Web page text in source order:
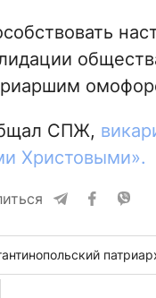
СПЖ,
Христовыми».